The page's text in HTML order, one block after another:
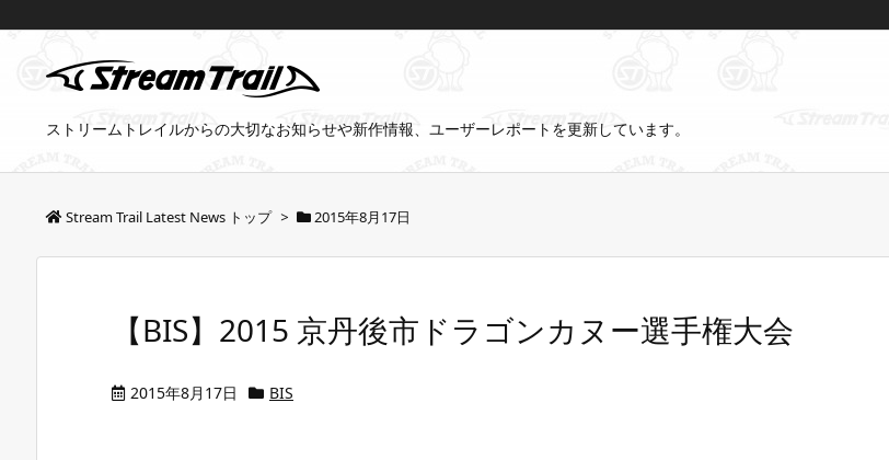
ストリームトレイルからの大切なお知らせや新作情報、ユーザーレポートを更新しています。
Stream Trail Latest News トップ > 2015年8月17日
【BIS】2015 京丹後市ドラゴンカヌー選手権大会
2015年8月17日 BIS